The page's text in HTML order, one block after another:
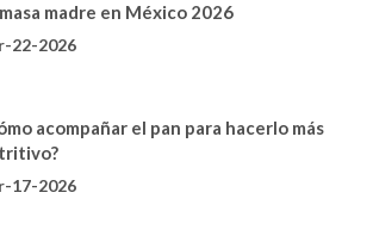
madre en México 2026
22-2026
acompañar el pan para hacerlo más
17-2026